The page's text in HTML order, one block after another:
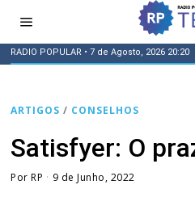
RADIO POPULAR • 7 de Agosto, 2026 20:20
ARTIGOS / CONSELHOS
Satisfyer: O
PorRP 9 de Junho, 2022